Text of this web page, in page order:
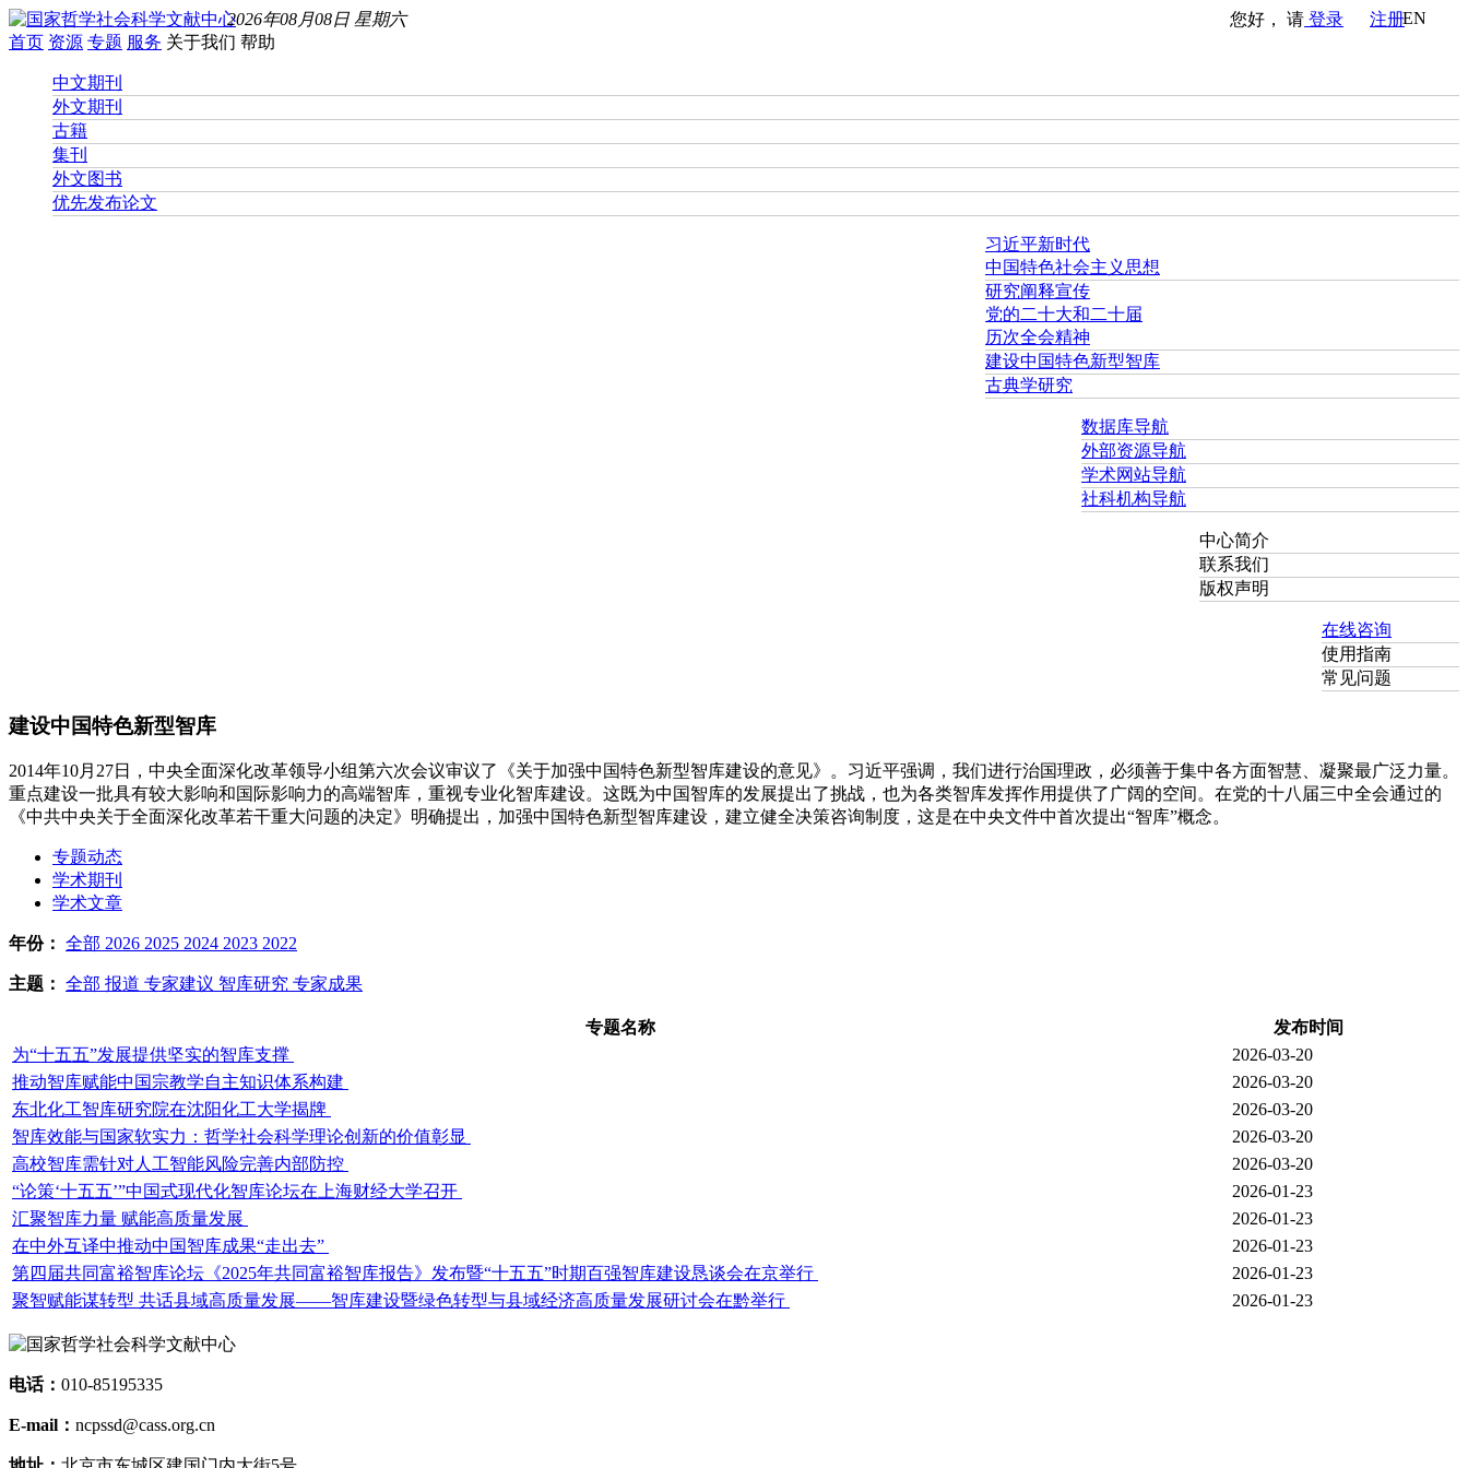
您好， 请 登录 注册EN
2026年08月08日 星期六
首页 资源 专题 服务 关于我们 帮助
中文期刊
外文期刊
古籍
集刊
外文图书
优先发布论文
习近平新时代
中国特色社会主义思想
研究阐释宣传
党的二十大和二十届
历次全会精神
建设中国特色新型智库
古典学研究
数据库导航
外部资源导航
学术网站导航
社科机构导航
中心简介
联系我们
版权声明
在线咨询
使用指南
常见问题
建设中国特色新型智库
2014年10月27日，中央全面深化改革领导小组第六次会议审议了《关于加强中国特色新型智库建设的意见》。习近平强调，我们进行治国理政，必须善于集中各方面智慧、凝聚最广泛力量。
重点建设一批具有较大影响和国际影响力的高端智库，重视专业化智库建设。这既为中国智库的发展提出了挑战，也为各类智库发挥作用提供了广阔的空间。在党的十八届三中全会通过的
《中共中央关于全面深化改革若干重大问题的决定》明确提出，加强中国特色新型智库建设，建立健全决策咨询制度，这是在中央文件中首次提出“智库”概念。
专题动态
学术期刊
学术文章
年份： 全部 2026 2025 2024 2023 2022
主题： 全部 报道 专家建议 智库研究 专家成果
专题名称
发布时间
为“十五五”发展提供坚实的智库支撑
2026-03-20
推动智库赋能中国宗教学自主知识体系构建
2026-03-20
东北化工智库研究院在沈阳化工大学揭牌
2026-03-20
智库效能与国家软实力：哲学社会科学理论创新的价值彰显
2026-03-20
高校智库需针对人工智能风险完善内部防控
2026-03-20
“论策‘十五五’”中国式现代化智库论坛在上海财经大学召开
2026-01-23
汇聚智库力量 赋能高质量发展
2026-01-23
在中外互译中推动中国智库成果“走出去”
2026-01-23
第四届共同富裕智库论坛《2025年共同富裕智库报告》发布暨“十五五”时期百强智库建设恳谈会在京举行
2026-01-23
聚智赋能谋转型 共话县域高质量发展——智库建设暨绿色转型与县域经济高质量发展研讨会在黔举行
2026-01-23
电话： 010-85195335
E-mail： ncpssd@cass.org.cn